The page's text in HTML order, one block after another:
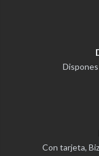
Con tarjeta,